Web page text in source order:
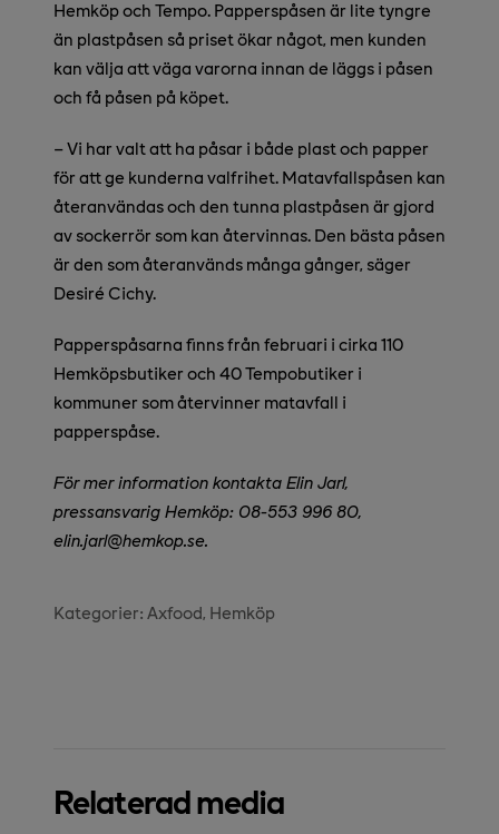
Hemköp och Tempo. Papperspåsen är lite tyngre
än plastpåsen så priset ökar något, men kunden
kan välja att väga varorna innan de läggs i påsen
och få påsen på köpet.
– Vi har valt att ha påsar i både plast och papper
för att ge kunderna valfrihet. Matavfallspåsen kan
återanvändas och den tunna plastpåsen är gjord
av sockerrör som kan återvinnas. Den bästa påsen
är den som återanvänds många gånger, säger
Desiré Cichy.
Papperspåsarna finns från februari i cirka 110
Hemköpsbutiker och 40 Tempobutiker i
kommuner som återvinner matavfall i
papperspåse.
För mer information kontakta Elin Jarl,
pressansvarig Hemköp: 08-553 996 80,
elin.jarl@hemkop.se.
Kategorier: Axfood Hemköp
Relaterad media